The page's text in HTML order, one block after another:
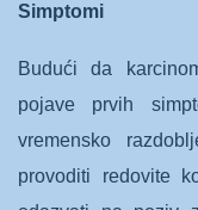
Simptomi
Budući da
pojave prvih
vremensko
provoditi redovite